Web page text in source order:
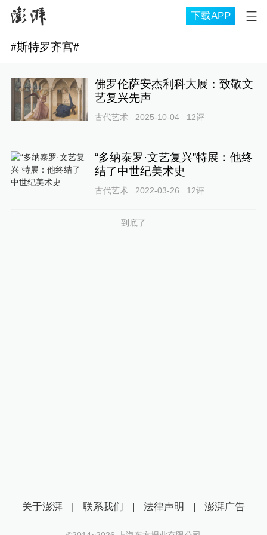
下载APP
#斯特罗齐宫#
佛罗伦萨安杰利科大展：致敬文
艺复兴先声
古代艺术 2025-10-04 12评
“多纳泰罗·文艺复兴”特展：他终
结了中世纪美术史
古代艺术 2022-03-26 12评
到底了
关于澎湃 | 联系我们 | 法律声明 | 澎湃广告